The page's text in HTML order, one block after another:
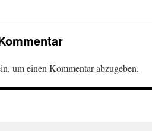
um einen Kommentar abzugeben.